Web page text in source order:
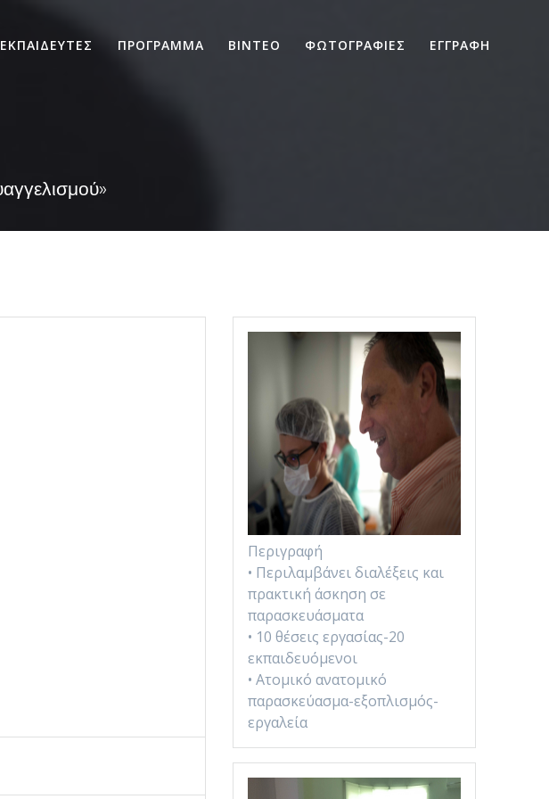
ΕΚΠΑΙΔΕΥΤΕΣ ΠΡΟΓΡΑΜΜΑ ΒΙΝΤΕΟ ΦΩΤΟΓΡΑΦΙΕΣ ΕΓΓΡΑΦΗ
Περιγραφή
• Περιλαμβάνει διαλέξεις και
πρακτική άσκηση σε
παρασκευάσματα
• 10 θέσεις εργασίας-20
εκπαιδευόμενοι
• Ατομικό ανατομικό
παρασκεύασμα-εξοπλισμός-
εργαλεία